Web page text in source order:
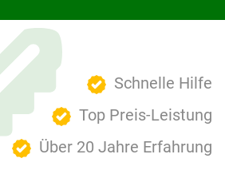
Schnelle Hilfe
Top Preis-Leistung
Über 20 Jahre Erfahrung